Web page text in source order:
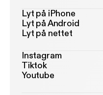
Lyt på iPhone
Lyt på Android
Lyt på nettet
Instagram
Tiktok
Youtube